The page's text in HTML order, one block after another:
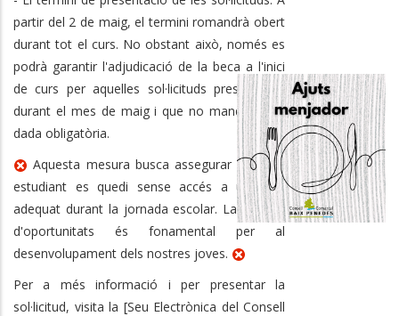
partir del 2 de maig, el termini romandrà obert
durant tot el curs. No obstant això, només es
podrà garantir l'adjudicació de la beca a l'inici
de curs per aquelles sol·licituds presentades
durant el mes de maig i que no manquin cap
dada obligatòria.
Aquesta mesura busca assegurar que cap
estudiant es quedi sense accés a un àpat
adequat durant la jornada escolar. La igualtat
d'oportunitats és fonamental per al
desenvolupament dels nostres joves.
Per a més informació i per presentar la
sol·licitud, visita la [Seu Electrònica del Consell